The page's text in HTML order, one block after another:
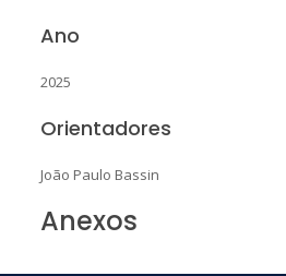
Ano
2025
Orientadores
João Paulo Bassin
Anexos